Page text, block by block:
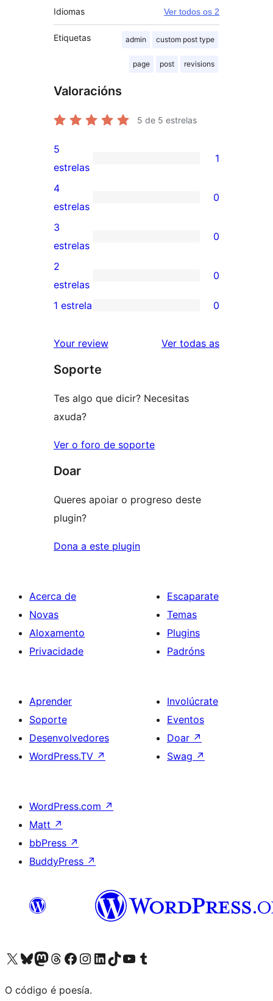
Idiomas Ver todos os 2
Etiquetas admin custom post type
page post revisions
Valoracións
5 de 5 estrelas
1
valoración
de
5
estrelas
5
estrelas
1
0
valoracións
de
4
estrelas
4
estrelas
0
0
valoracións
de
3
3
estrelas
0
0
valoracións
2
2
estrelas
0
de
1
1 estrela 0
Your review Ver todas asvaloracións
Soporte
Tes algo que dicir? Necesitas
axuda?
Ver o foro de soporte
Doar
Queres apoiar o progreso deste
plugin?
Dona a este plugin
Acerca de
Novas
Aloxamento
Privacidade
Escaparate
Temas
Plugins
Padróns
Aprender
Soporte
Desenvolvedores
WordPress.TV ↗
Involúcrate
Eventos
Doar ↗
Swag ↗
WordPress.com ↗
Matt ↗
bbPress ↗
BuddyPress ↗
Visita la cuenta de X (anteriormente Twitter)
Visita a nosa conta de Bluesky
Visita a nosa conta de Mastodon
Visita a nosa conta de Threads
Visita a nosa páxina de Facebook
Visita a nosa conta de Instagram
Visita a nosa conta de LinkedIn
Visita a nosa conta de TikTok
Visita a nosa canle de YouTube
Visita a nosa conta de Tumblr
O código é poesía.